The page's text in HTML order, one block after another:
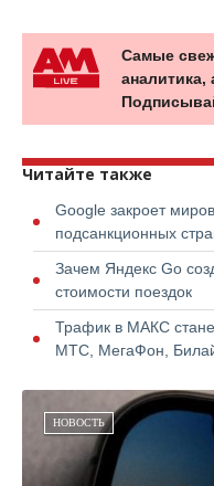
Самые
аналитика,
Читайте также
Google закроет
подсанкционных
Зачем Яндекс Go
стоимости поездок
Трафик в МАКС
МТС, МегаФон,
НОВОСТЬ